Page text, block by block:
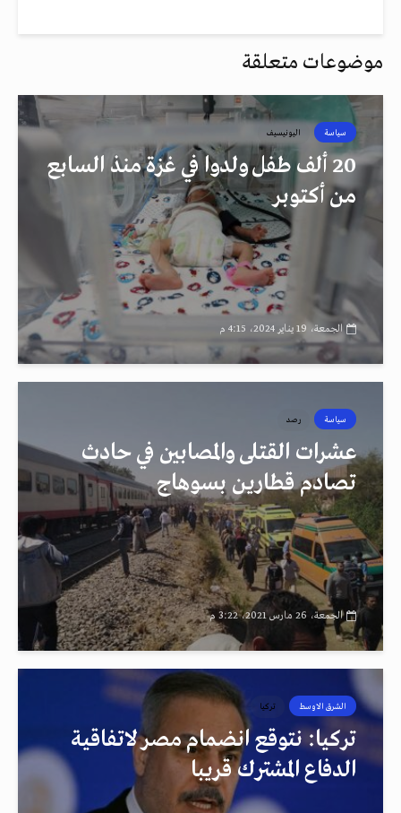
موضوعات متعلقة
سياسة اليونيسيف
20 ألف طفل ولدوا في غزة منذ السابع
من أكتوبر
الجمعة، 19 يناير 2024، 4:15 م
سياسة رصد
عشرات القتلى والمصابين في حادث
تصادم قطارين بسوهاج
الجمعة، 26 مارس 2021، 3:22 م
الشرق الاوسط تركيا
تركيا: نتوقع انضمام مصر لاتفاقية
الدفاع المشترك قريبا